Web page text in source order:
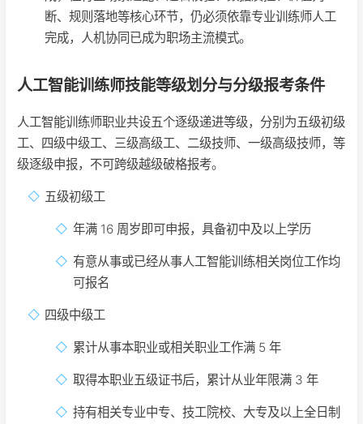
断、规则落地等核心环节，仍必须依靠专业训练师人工
完成，人机协同已成为职场主流模式。
人工智能训练师技能等级划分与分级报考条件
人工智能训练师职业共设五个逐级递进等级，分别为五级初级
工、四级中级工、三级高级工、二级技师、一级高级技师，等
级逐级申报，不可跨级越级破格报考。
五级初级工
年满 16 周岁即可申报，具备初中及以上学历
有意从事或已经从事人工智能训练相关岗位工作均
可报名
四级中级工
累计从事本职业或相关职业工作满 5 年
取得本职业五级证书后，累计从业年限满 3 年
持有相关专业中专、技工院校、大专及以上全日制